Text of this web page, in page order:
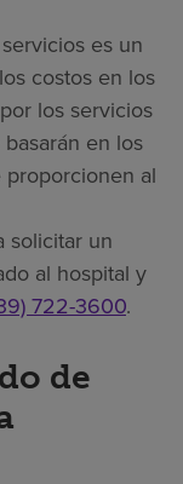
es un
costos en los
los servicios
en los
al
solicitar un
al hospital y
722-3600.
de